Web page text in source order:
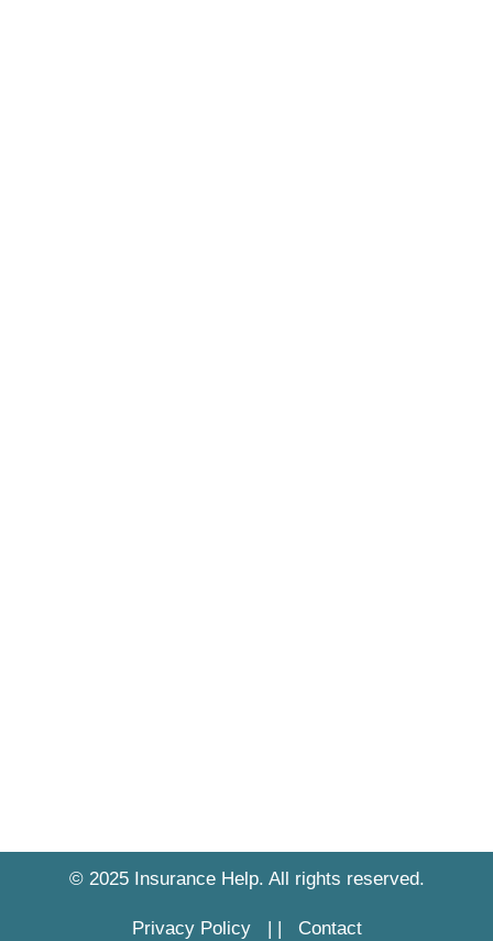
© 2025 Insurance Help. All rights reserved.
Privacy Policy Contact